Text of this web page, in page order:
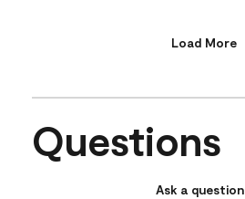
Load More
Questions
Ask a question